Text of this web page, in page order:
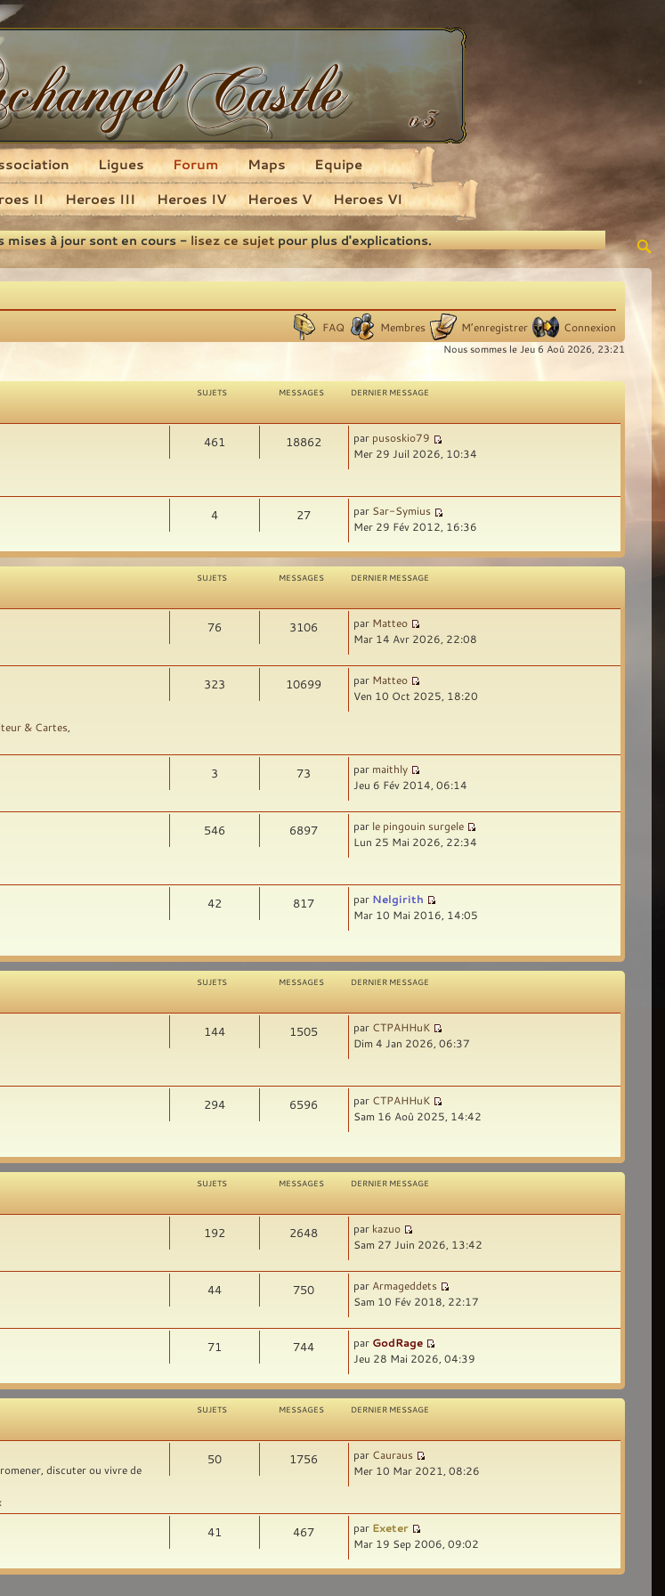
II Heroes III Heroes IV Heroes V Heroes VI
Ligues Forum Maps Equipe
mises à jour sont en cours -lisez ce sujetpour plus d'explications.
FAQ Membres M’enregistrer Connexion
Nous sommes le Jeu 6 Aoû 2026, 23:21
SUJETS MESSAGES DERNIER MESSAGE
461 18862 par pusoskio79
Mer 29 Juil 2026, 10:34
4 27 par Sar-Symius
Mer 29 Fév 2012, 16:36
SUJETS MESSAGES DERNIER MESSAGE
76 3106 par Matteo
Mar 14 Avr 2026, 22:08
& Cartes
323 10699 par Matteo
Ven 10 Oct 2025, 18:20
3 73 par maithly
Jeu 6 Fév 2014, 06:14
546 6897 par le pingouin surgele
Lun 25 Mai 2026, 22:34
42 817 par Nelgirith
Mar 10 Mai 2016, 14:05
SUJETS MESSAGES DERNIER MESSAGE
144 1505 par CTPAHHuK
Dim 4 Jan 2026, 06:37
294 6596 par CTPAHHuK
Sam 16 Aoû 2025, 14:42
SUJETS MESSAGES DERNIER MESSAGE
192 2648 par kazuo
Sam 27 Juin 2026, 13:42
44 750 par Armageddets
Sam 10 Fév 2018, 22:17
71 744 par GodRage
Jeu 28 Mai 2026, 04:39
SUJETS MESSAGES DERNIER MESSAGE
discuter ou vivre de
50 1756 par Cauraus
Mer 10 Mar 2021, 08:26
41 467 par Exeter
Mar 19 Sep 2006, 09:02